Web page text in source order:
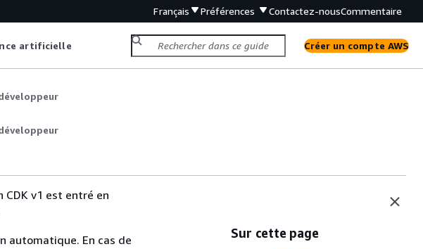
Français Préférences Contactez-nousCommentaire
artificielle Créer un compte AWS
CDK v1 est entré en
automatique. En cas de
Sur cette page